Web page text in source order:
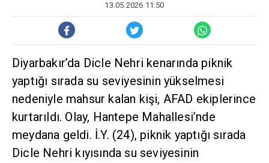
13.05.2026 11:50
Diyarbakır’da Dicle Nehri kenarında piknik
yaptığı sırada su seviyesinin yükselmesi
nedeniyle mahsur kalan kişi, AFAD ekiplerince
kurtarıldı. Olay, Hantepe Mahallesi’nde
meydana geldi. İ.Y. (24), piknik yaptığı sırada
Dicle Nehri kıyısında su seviyesinin